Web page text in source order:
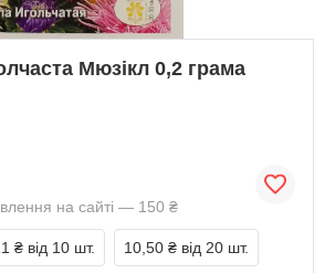
Мюзікл 0,2 грама
на сайті — 150 ₴
₴ від 10 шт. 10,50 ₴ від 20 шт.